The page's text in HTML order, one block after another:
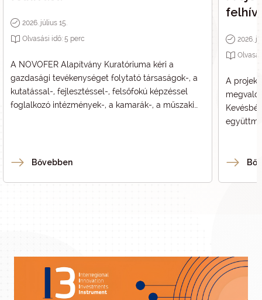
2026. július 15.
Olvasási idő: 5 perc
A NOVOFER Alapítvány Kuratóriuma kéri a
gazdasági tevékenységet folytató társaságok-, a
kutatással-, fejlesztéssel-, felsőfokú képzéssel
foglalkozó intézmények-, a kamarák-, a műszaki
kitüntetett szakembereket, hogy jelöljék
általuk szakmailag ismert, kreatív, innovatív,
Bővebben
2026.
A
Kevésbé